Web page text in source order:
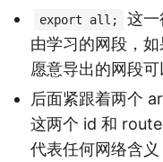
export all;
这
由学习的网段，
愿意导出的网段
后面紧跟着两个
这两个 id 和
代表任何网络含义